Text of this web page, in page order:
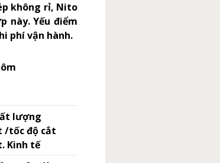
không rỉ, Nito
này. Yếu điểm
phí vận hành.
lượng
/tốc độ cắt
Kinh tế